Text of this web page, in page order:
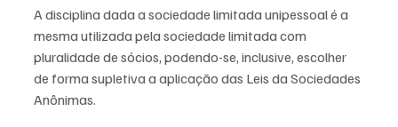
A disciplina dada a sociedade limitada unipessoal é a
mesma utilizada pela sociedade limitada com
pluralidade de sócios, podendo-se, inclusive, escolher
de forma supletiva a aplicação das Leis da Sociedades
Anônimas.